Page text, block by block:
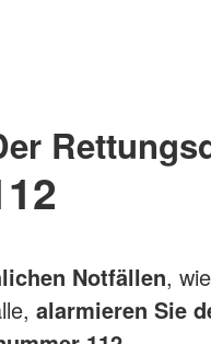
Notfällen,
alarmieren Sie